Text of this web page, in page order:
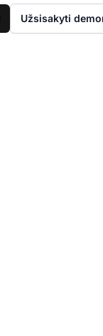
Užsisakyti